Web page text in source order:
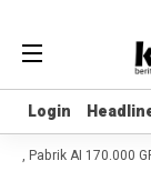
Login
Login
AI 170.000